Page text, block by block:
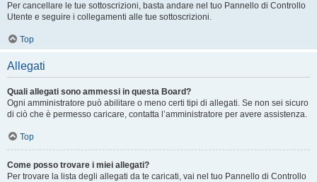
Per cancellare le tue sottoscrizioni, basta andare nel tuo Pannello di Controllo
Utente e seguire i collegamenti alle tue sottoscrizioni.
Top
Allegati
Quali allegati sono ammessi in questa Board?
Ogni amministratore può abilitare o meno certi tipi di allegati. Se non sei sicuro
di ciò che è permesso caricare, contatta l’amministratore per avere assistenza.
Top
Come posso trovare i miei allegati?
Per trovare la lista degli allegati da te caricati, vai nel tuo Pannello di Controllo